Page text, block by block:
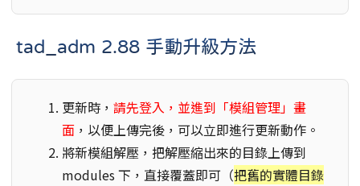
tad_adm 2.88 手動升級方法
更新時， 請先登入，並進到「模組管理」畫
面 ，以便上傳完後，可以立即進行更新動作。
將新模組解壓，把解壓縮出來的目錄上傳到
modules 下，直接覆蓋即可（把舊的實體目錄